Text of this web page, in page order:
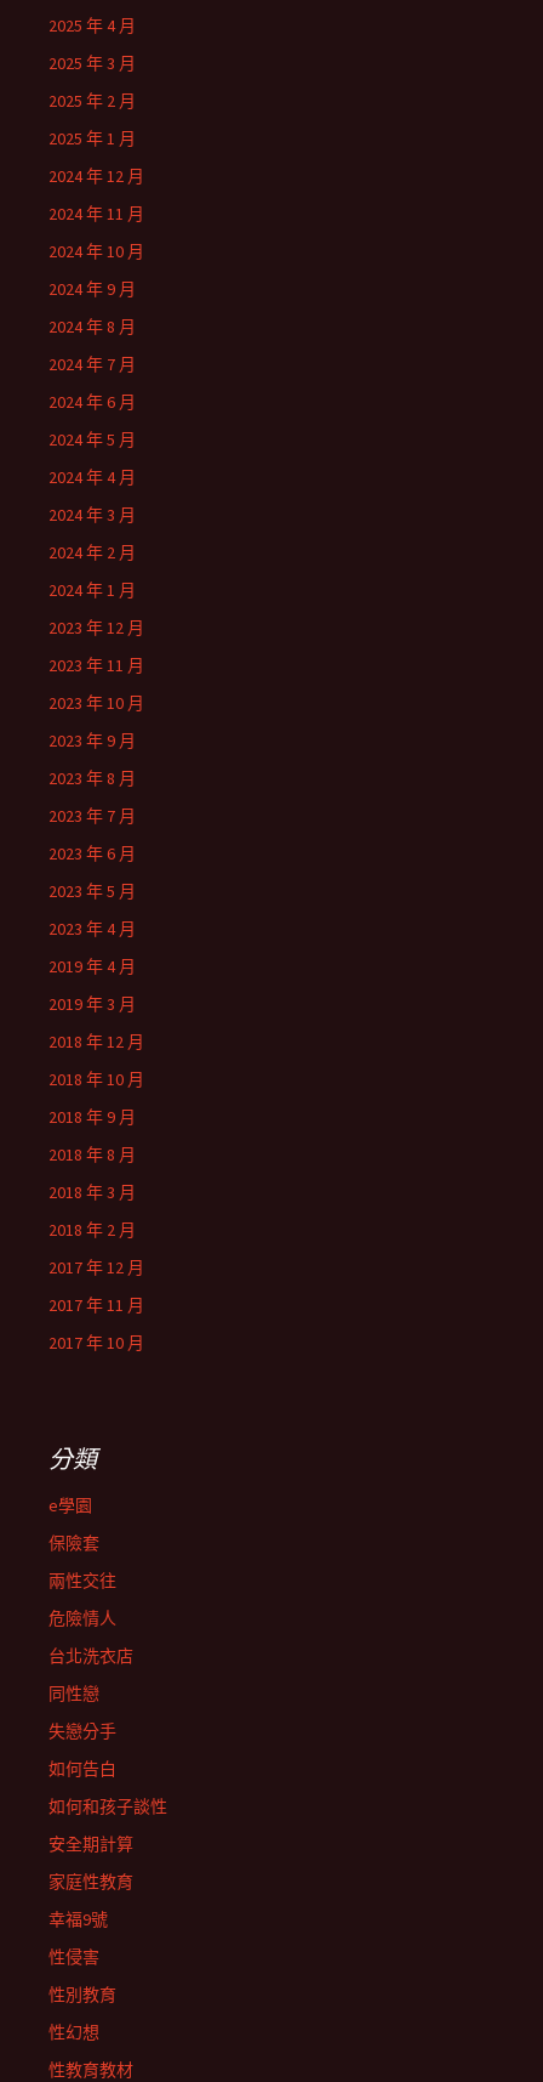
2025 年 4 月
2025 年 3 月
2025 年 2 月
2025 年 1 月
2024 年 12 月
2024 年 11 月
2024 年 10 月
2024 年 9 月
2024 年 8 月
2024 年 7 月
2024 年 6 月
2024 年 5 月
2024 年 4 月
2024 年 3 月
2024 年 2 月
2024 年 1 月
2023 年 12 月
2023 年 11 月
2023 年 10 月
2023 年 9 月
2023 年 8 月
2023 年 7 月
2023 年 6 月
2023 年 5 月
2023 年 4 月
2019 年 4 月
2019 年 3 月
2018 年 12 月
2018 年 10 月
2018 年 9 月
2018 年 8 月
2018 年 3 月
2018 年 2 月
2017 年 12 月
2017 年 11 月
2017 年 10 月
分類
e學園
保險套
兩性交往
危險情人
台北洗衣店
同性戀
失戀分手
如何告白
如何和孩子談性
安全期計算
家庭性教育
幸福9號
性侵害
性別教育
性幻想
性教育教材